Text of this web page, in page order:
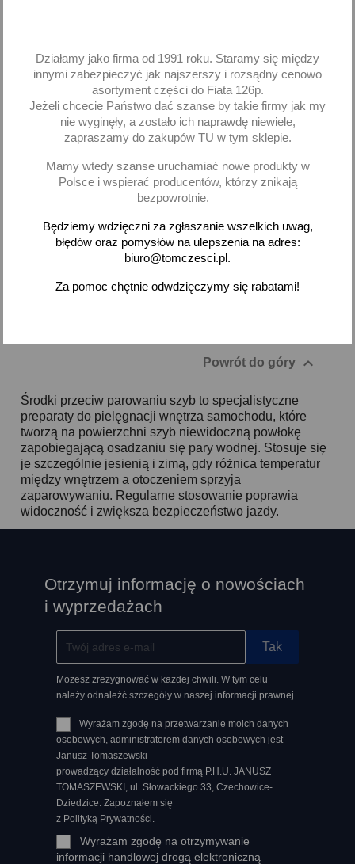
Antypara-Preparat
zapobiegający parowaniu
szyb Moje Auto
Dodaj
- +
K2 Fox Środek sprey spray
zapobiega parowaniu szyb
150 ml
Dodaj
- +
Powrót do góry 
Środki przeciw parowaniu szyb to specjalistyczne
preparaty do pielęgnacji wnętrza samochodu, które
tworzą na powierzchni szyb niewidoczną powłokę
zapobiegającą osadzaniu się pary wodnej. Stosuje się
je szczególnie jesienią i zimą, gdy różnica temperatur
między wnętrzem a otoczeniem sprzyja
zaparowywaniu. Regularne stosowanie poprawia
widoczność i zwiększa bezpieczeństwo jazdy.
Otrzymuj informację o nowościach
i wyprzedażach
Możesz zrezygnować w każdej chwili. W tym celu
należy odnaleźć szczegóły w naszej informacji prawnej.
Wyrażam zgodę na przetwarzanie moich danych
osobowych, administratorem danych osobowych jest
Janusz Tomaszewski
prowadzący działalność pod firmą P.H.U. JANUSZ
TOMASZEWSKI, ul. Słowackiego 33, Czechowice-
Dziedzice. Zapoznałem się
z Polityką Prywatności.
Wyrażam zgodę na otrzymywanie
informacji handlowej drogą elektroniczną
Działamy jako firma od 1991 roku. Staramy się między
innymi zabezpieczyć jak najszerszy i rozsądny cenowo
asortyment części do Fiata 126p.
Jeżeli chcecie Państwo dać szanse by takie firmy jak my
nie wyginęły, a zostało ich naprawdę niewiele,
zapraszamy do zakupów TU w tym sklepie.
Mamy wtedy szanse uruchamiać nowe produkty w
Polsce i wspierać producentów, którzy znikają
bezpowrotnie.
Będziemy wdzięczni za zgłaszanie wszelkich uwag,
błędów oraz pomysłów na ulepszenia na adres:
biuro@tomczesci.pl.
Za pomoc chętnie odwdzięczymy się rabatami!